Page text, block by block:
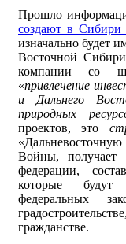
Прошло
создают в Сибири
изначально будет
Восточной
компании со
«привлечение
и Дальнего
природных
проектов, это
Войны, получает
федерации,
которые будут
федеральных
гражданстве.